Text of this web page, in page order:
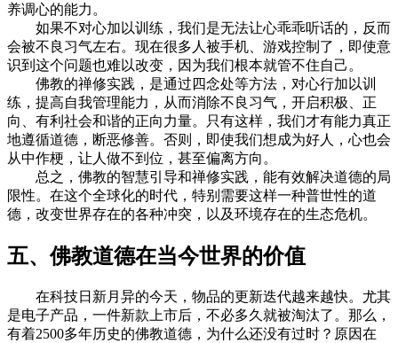
养调心的能力。
如果不对心加以训练，我们是无法让心乖乖听话的，反而
会被不良习气左右。现在很多人被手机、游戏控制了，即使意
识到这个问题也难以改变，因为我们根本就管不住自己。
佛教的禅修实践，是通过四念处等方法，对心行加以训
练，提高自我管理能力，从而消除不良习气，开启积极、正
向、有利社会和谐的正向力量。只有这样，我们才有能力真正
地遵循道德，断恶修善。否则，即使我们想成为好人，心也会
从中作梗，让人做不到位，甚至偏离方向。
总之，佛教的智慧引导和禅修实践，能有效解决道德的局
限性。在这个全球化的时代，特别需要这样一种普世性的道
德，改变世界存在的各种冲突，以及环境存在的生态危机。
五、佛教道德在当今世界的价值
在科技日新月异的今天，物品的更新迭代越来越快。尤其
是电子产品，一件新款上市后，不必多久就被淘汰了。那么，
有着2500多年历史的佛教道德，为什么还没有过时？原因在